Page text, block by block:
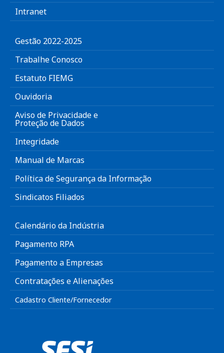
Intranet
Gestão 2022-2025
Trabalhe Conosco
Estatuto FIEMG
Ouvidoria
Aviso de Privacidade e
Proteção de Dados
Integridade
Manual de Marcas
Política de Segurança da Informação
Sindicatos Filiados
Calendário da Indústria
Pagamento RPA
Pagamento a Empresas
Contratações e Alienações
Cadastro Cliente/Fornecedor